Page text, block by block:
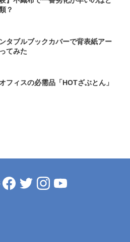
手放せません。今回は特別に、私のオ
！「HOTざぶとん＋ひざかけ」 最強
つに入っているような気分です。
くらいコンパクトなので、サッカー観
。サッカー観戦って結構寒いんですけ
ず応援することができるんです！！し
も使うことができるので重宝してま
てください！！本当にオススメで
の居眠りはくれぐれもご注意
た方はこちらアサクラ通販サイト
？
タブルブックカバーで背表紙アー
てみた
フィスの必需品「HOTざぶとん」